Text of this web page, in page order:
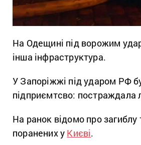
На Одещині під ворожим
інша інфраструктура.
У Запоріжжі під ударом РФ
підприємтсво: постраждала
На ранок відомо про загиблу
поранених у Києві.